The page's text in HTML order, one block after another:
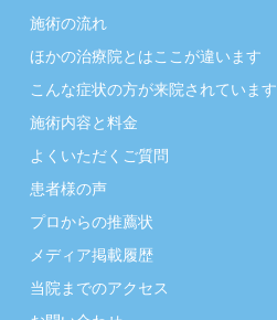
施術の流れ
ほかの治療院とはここが違います
こんな症状の方が来院されています
施術内容と料金
よくいただくご質問
患者様の声
プロからの推薦状
メディア掲載履歴
当院までのアクセス